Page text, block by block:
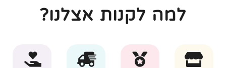
למה לקנות אצלנו?